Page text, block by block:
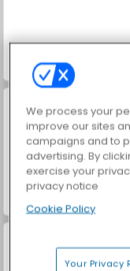
Hidden Object: Street of
We process your
improve our sites
campaigns and to
advertising. By
exercise your
privacy notice
Cookie Policy
Your Privacy